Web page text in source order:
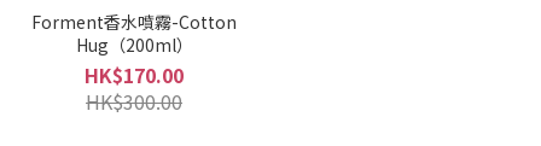
Forment香水噴霧-Cotton
Hug（200ml）
HK$170.00
HK$300.00